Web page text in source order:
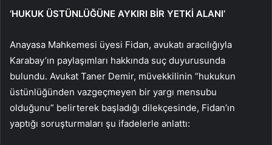
‘HUKUK ÜSTÜNLÜĞÜNE AYKIRI BİR YETKİ ALANI’
Anayasa Mahkemesi üyesi Fidan, avukatı aracılığıyla
Karabay’ın paylaşımları hakkında suç duyurusunda
bulundu. Avukat Taner Demir, müvekkilinin “hukukun
üstünlüğünden vazgeçmeyen bir yargı mensubu
olduğunu” belirterek başladığı dilekçesinde, Fidan’ın
yaptığı soruşturmaları şu ifadelerle anlattı: